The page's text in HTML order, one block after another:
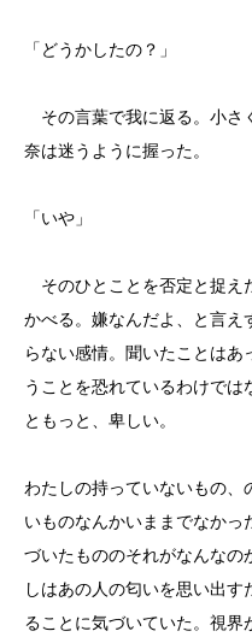
「どうかしたの？」
その言葉で我に返る。小さ
奈は迷うように握った。
「いや」
そのひとことを否定と捉え
かべる。嫌なんだよ、と言え
らない感情。聞いたことは
うことを恐れているわけでは
ともっと、卑しい。
わたしの持っていないもの、
いものなんかいままでなか
づいたもののそれがなんなの
しはあの人の匂いを思い出す
ることに気づいていた。視界